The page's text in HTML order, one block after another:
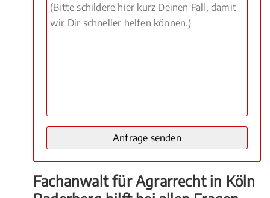
Fachanwalt für Agrarrecht in Köln